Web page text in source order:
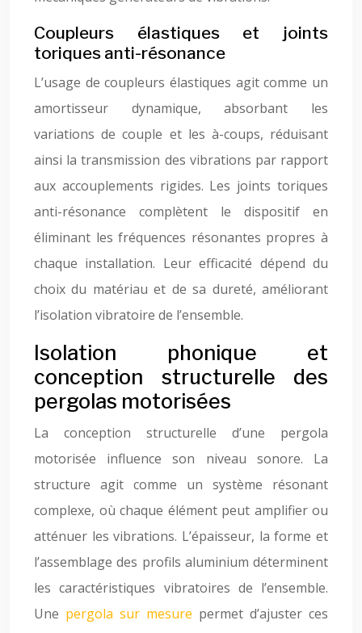
Coupleurs élastiques et joints
toriques anti-résonance
L’usage de coupleurs élastiques agit comme un
amortisseur dynamique, absorbant les
variations de couple et les à-coups, réduisant
ainsi la transmission des vibrations par rapport
aux accouplements rigides. Les joints toriques
anti-résonance complètent le dispositif en
éliminant les fréquences résonantes propres à
chaque installation. Leur efficacité dépend du
choix du matériau et de sa dureté, améliorant
l’isolation vibratoire de l’ensemble.
Isolation phonique et
conception structurelle des
pergolas motorisées
La conception structurelle d’une pergola
motorisée influence son niveau sonore. La
structure agit comme un système résonant
complexe, où chaque élément peut amplifier ou
atténuer les vibrations. L’épaisseur, la forme et
l’assemblage des profils aluminium déterminent
les caractéristiques vibratoires de l’ensemble.
Une pergola sur mesure permet d’ajuster ces